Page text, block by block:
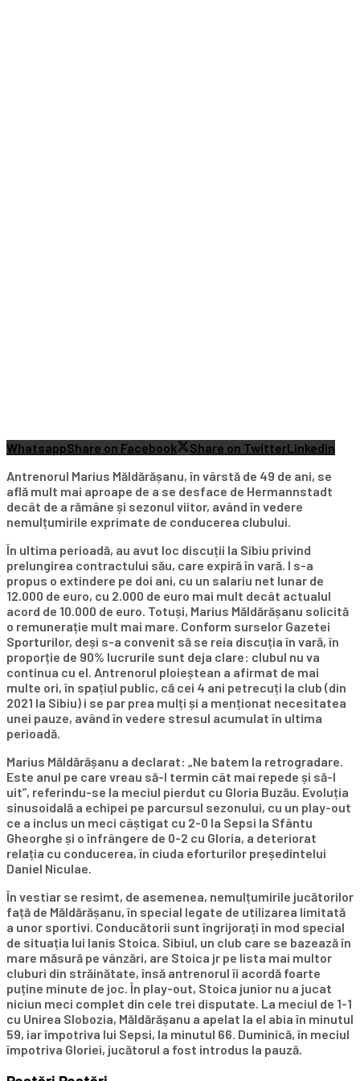
WhatsappShare on Facebook Share on TwitterLinkedin
Antrenorul Marius Măldărășanu, în vârstă de 49 de ani, se
află mult mai aproape de a se desface de Hermannstadt
decât de a rămâne și sezonul viitor, având în vedere
nemulțumirile exprimate de conducerea clubului.
În ultima perioadă, au avut loc discuții la Sibiu privind
prelungirea contractului său, care expiră în vară. I s-a
propus o extindere pe doi ani, cu un salariu net lunar de
12.000 de euro, cu 2.000 de euro mai mult decât actualul
acord de 10.000 de euro. Totuși, Marius Măldărășanu solicită
o remunerație mult mai mare. Conform surselor Gazetei
Sporturilor, deși s-a convenit să se reia discuția în vară, în
proporție de 90% lucrurile sunt deja clare: clubul nu va
continua cu el. Antrenorul ploieștean a afirmat de mai
multe ori, în spațiul public, că cei 4 ani petrecuți la club (din
2021 la Sibiu) i se par prea mulți și a menționat necesitatea
unei pauze, având în vedere stresul acumulat în ultima
perioadă.
Marius Măldărășanu a declarat: „Ne batem la retrogradare.
Este anul pe care vreau să-l termin cât mai repede și să-l
uit”, referindu-se la meciul pierdut cu Gloria Buzău. Evoluția
sinusoidală a echipei pe parcursul sezonului, cu un play-out
ce a inclus un meci câștigat cu 2-0 la Sepsi la Sfântu
Gheorghe și o înfrângere de 0-2 cu Gloria, a deteriorat
relația cu conducerea, în ciuda eforturilor președintelui
Daniel Niculae.
În vestiar se resimt, de asemenea, nemulțumirile jucătorilor
față de Măldărășanu, în special legate de utilizarea limitată
a unor sportivi. Conducătorii sunt îngrijorați în mod special
de situația lui Ianis Stoica. Sibiul, un club care se bazează în
mare măsură pe vânzări, are Stoica jr pe lista mai multor
cluburi din străinătate, însă antrenorul îi acordă foarte
puține minute de joc. În play-out, Stoica junior nu a jucat
niciun meci complet din cele trei disputate. La meciul de 1-1
cu Unirea Slobozia, Măldărășanu a apelat la el abia în minutul
59, iar împotriva lui Sepsi, la minutul 66. Duminică, în meciul
împotriva Gloriei, jucătorul a fost introdus la pauză.